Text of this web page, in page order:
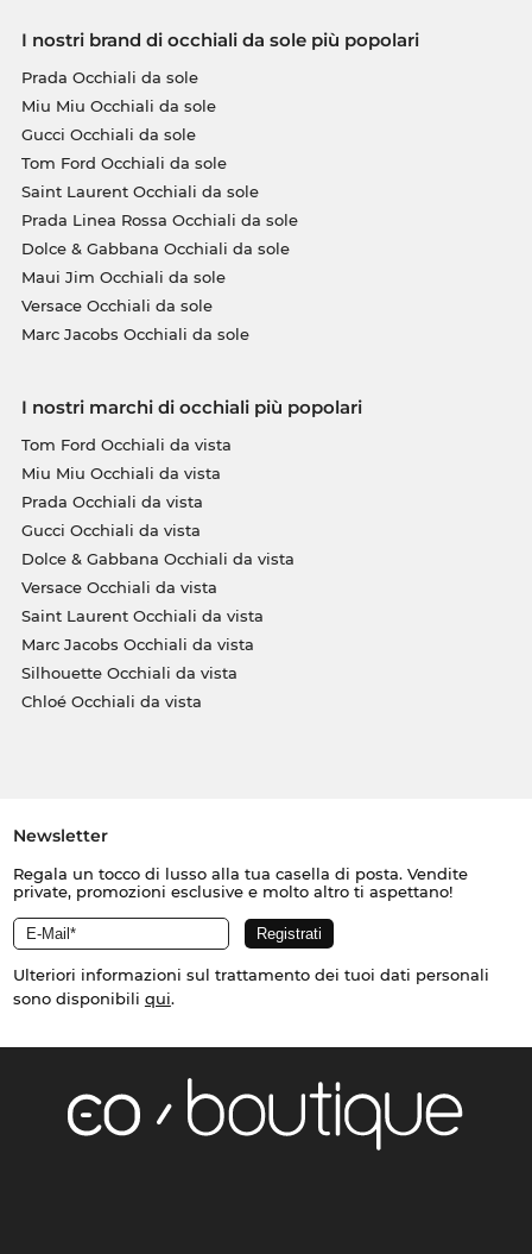
I nostri brand di occhiali da sole più popolari
Prada Occhiali da sole
Miu Miu Occhiali da sole
Gucci Occhiali da sole
Tom Ford Occhiali da sole
Saint Laurent Occhiali da sole
Prada Linea Rossa Occhiali da sole
Dolce & Gabbana Occhiali da sole
Maui Jim Occhiali da sole
Versace Occhiali da sole
Marc Jacobs Occhiali da sole
I nostri marchi di occhiali più popolari
Tom Ford Occhiali da vista
Miu Miu Occhiali da vista
Prada Occhiali da vista
Gucci Occhiali da vista
Dolce & Gabbana Occhiali da vista
Versace Occhiali da vista
Saint Laurent Occhiali da vista
Marc Jacobs Occhiali da vista
Silhouette Occhiali da vista
Chloé Occhiali da vista
Newsletter
Regala un tocco di lusso alla tua casella di posta. Vendite
private, promozioni esclusive e molto altro ti aspettano!
Ulteriori informazioni sul trattamento dei tuoi dati personali
sono disponibili qui.